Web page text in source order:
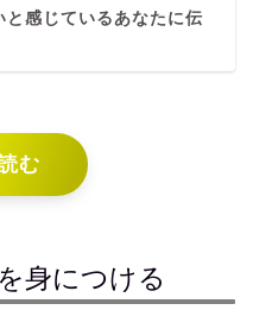
感じているあなたに伝
む
身につける